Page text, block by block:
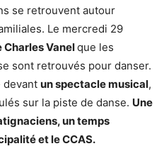
se retrouvent autour
Le mercredi 29
Charles Vanelque les
sont retrouvés pour danser.
devant un spectacle musical,
sur la piste de danse. Une
un temps
et le CCAS.